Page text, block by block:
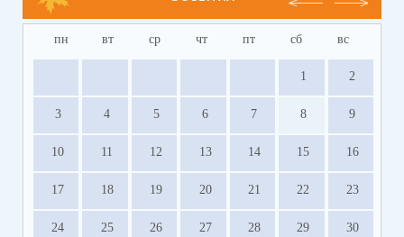
пн вт ср чт пт сб вс
1 2
3 4 5 6 7 8 9
10 11 12 13 14 15 16
17 18 19 20 21 22 23
24 25 26 27 28 29 30